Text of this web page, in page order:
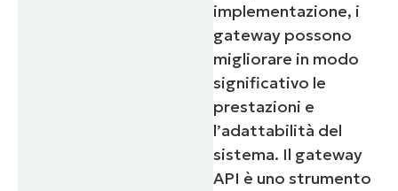
implementazione, i
gateway possono
migliorare in modo
significativo le
prestazioni e
l’adattabilità del
sistema. Il gateway
API è uno strumento